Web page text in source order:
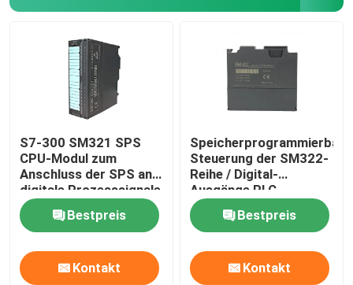
mit einer Breite von mehr als 20 mm,
wasserdichter Schalterkasten
Selbst, der Kabelbinder zuschließt
S7-300 SM321 SPS
CPU-Modul zum
Anschluss der SPS an
digitale Prozesssignale
Bestpreis
Kontakt
Speicherprogrammierbare
Steuerung der SM322-
Reihe / Digital-
Ausgänge PLC-
Stromversorgungs-
Modul
Bestpreis
Kontakt